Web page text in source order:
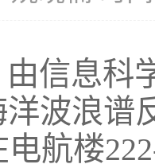
由信息科
波浪谱
航楼